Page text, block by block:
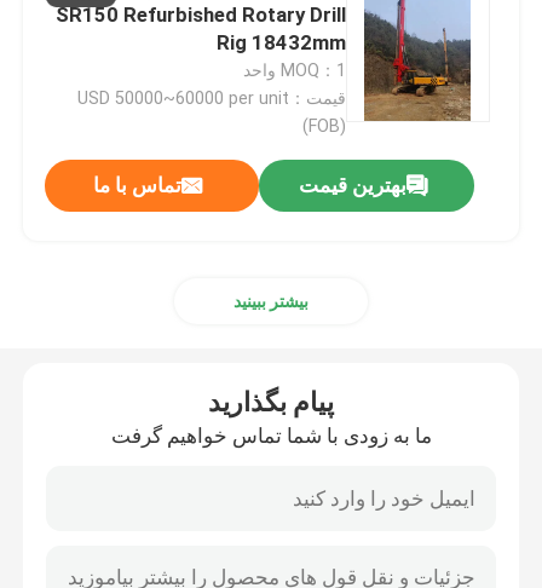
SR150 Refurbished Rotary Drill
Rig 18432mm
MOQ：1 واحد
قیمت：USD 50000~60000 per unit
(FOB)
بهترین قیمت تماس با ما
بیشتر ببینید
پیام بگذارید
ما به زودی با شما تماس خواهیم گرفت